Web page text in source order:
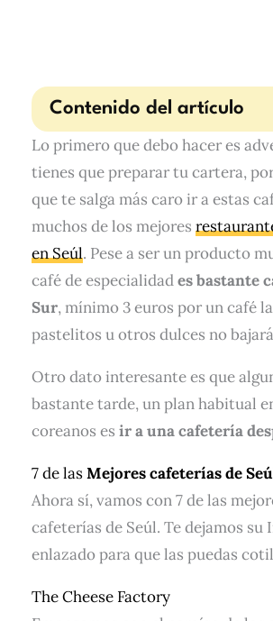
Contenido del artículo
Lo primero que debo hacer es
tienes que preparar tu cartera,
que te salga más caro ir a estas
muchos de los mejores
en Seúl. Pese a ser un producto
café de especialidades bastante
Sur, mínimo 3 euros por un café
pastelitos u otros dulces no
Otro dato interesante es que
bastante tarde, un plan habitual
coreanos es ir a una cafetería
7 de lasMejorescafeterías de
Ahora sí, vamos con 7 de las
cafeterías de Seúl. Te dejamos su
enlazado para que las puedas
The Cheese Factory